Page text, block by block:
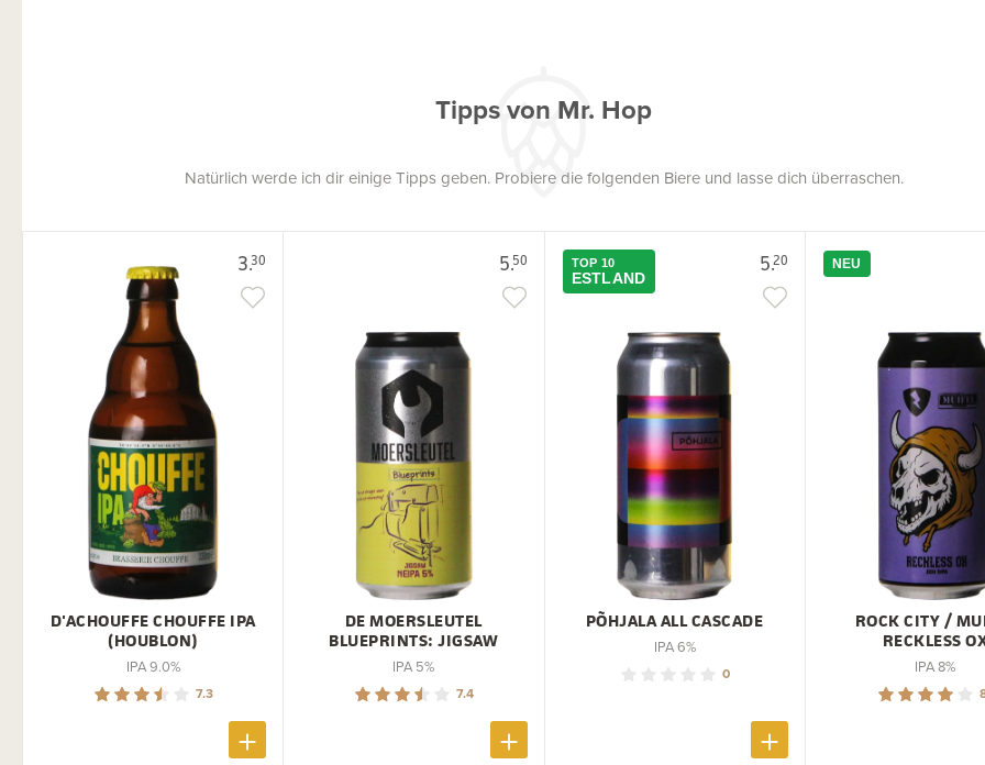
Tipps von Mr. Hop
Natürlich werde ich dir einige Tipps geben. Probiere die folgenden Biere und lasse dich überraschen.
3.30
D'ACHOUFFE CHOUFFE IPA
(HOUBLON)
IPA 9.0%
7.3
5.50
DE MOERSLEUTEL
BLUEPRINTS: JIGSAW
IPA 5%
7.4
5.20
TOP 10
ESTLAND
PÕHJALA ALL CASCADE
IPA 6%
0
NEU
ROCK CITY /
RECKLESS
IPA 8%